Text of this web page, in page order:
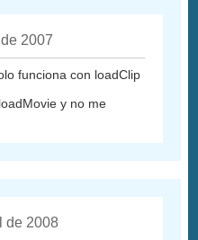
2007
funciona con loadClip
y no me
de 2008